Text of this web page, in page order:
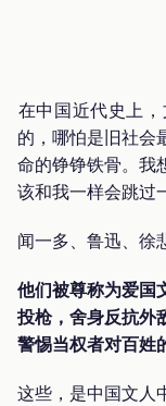
在中国近代史上
的，哪怕是旧社会
命的铮铮铁骨。我
该和我一样会跳过
闻一多、鲁迅、
他们被尊称为爱国
投枪，舍身反抗外
警惕当权者对百姓
这些，是中国文人